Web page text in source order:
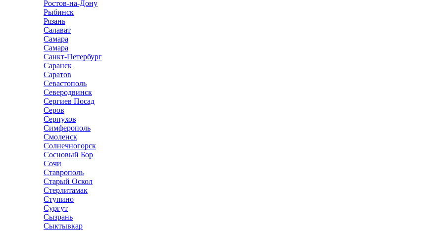
Ростов-на-Дону
Рыбинск
Рязань
Салават
Самара
Самара
Санкт-Петербург
Саранск
Саратов
Севастополь
Северодвинск
Сергиев Посад
Серов
Серпухов
Симферополь
Смоленск
Солнечногорск
Сосновый Бор
Сочи
Ставрополь
Старый Оскол
Стерлитамак
Ступино
Сургут
Сызрань
Сыктывкар